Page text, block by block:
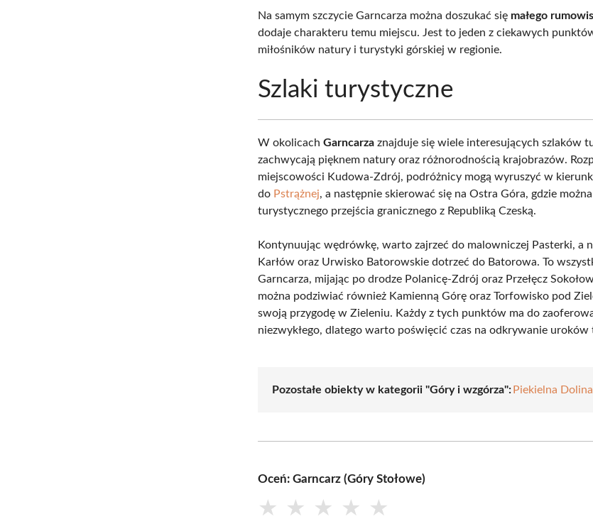
Na samym szczycie Garncarza można doszukać się małego
dodaje charakteru temu miejscu. Jest to jeden z ciekawych
miłośników natury i turystyki górskiej w regionie.
Szlaki turystyczne
W okolicachGarncarza znajduje się wiele interesujących szlaków
zachwycają pięknem natury oraz różnorodnością krajobrazów.
miejscowości Kudowa-Zdrój, podróżnicy mogą wyruszyć w
do Pstrążnej, a następnie skierować się na Ostra Góra, gdzie
turystycznego przejścia granicznego z Republiką Czeską.
Kontynuując wędrówkę, warto zajrzeć do malowniczej Pasterki, a
Karłów oraz Urwisko Batorowskie dotrzeć do Batorowa. To
Garncarza, mijając po drodze Polanicę-Zdrój oraz Przełęcz
można podziwiać również Kamienną Górę oraz Torfowisko pod
swoją przygodę w Zieleniu. Każdy z tych punktów ma do
niezwykłego, dlatego warto poświęcić czas na odkrywanie uroków
Pozostałe obiekty w kategorii "Góry i wzgórza":Piekielna Dolina
Oceń: Garncarz (Góry Stołowe)
★ ★ ★ ★ ★